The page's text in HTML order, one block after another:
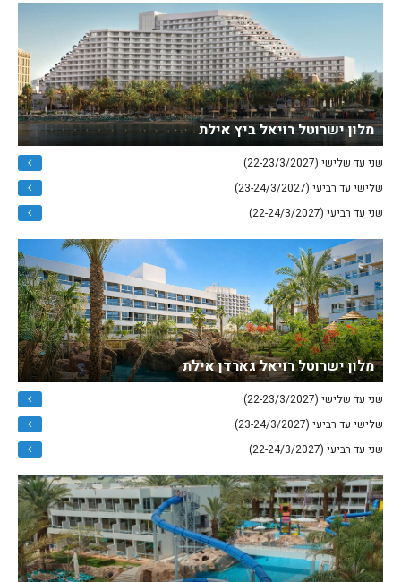
מלון ישרוטל רויאל ביץ אילת
שני עד שלישי (22-23/3/2027)
שלישי עד רביעי (23-24/3/2027)
שני עד רביעי (22-24/3/2027)
מלון ישרוטל רויאל גארדן אילת
שני עד שלישי (22-23/3/2027)
שלישי עד רביעי (23-24/3/2027)
שני עד רביעי (22-24/3/2027)